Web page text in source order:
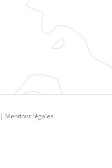
| Mentions légales